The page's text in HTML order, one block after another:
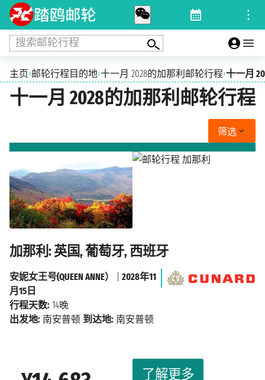
搜索邮轮行程
主页›邮轮行程目的地›十一月 2028的加那利邮轮行程›十一月
十一月 2028的加那利邮轮行程
筛选
加那利: 英国, 葡萄牙, 西班牙
了解更多
安妮女王号(QUEEN ANNE）
2028年11
月15日
行程天数: 14晚
出发地: 南安普顿 到达地: 南安普顿